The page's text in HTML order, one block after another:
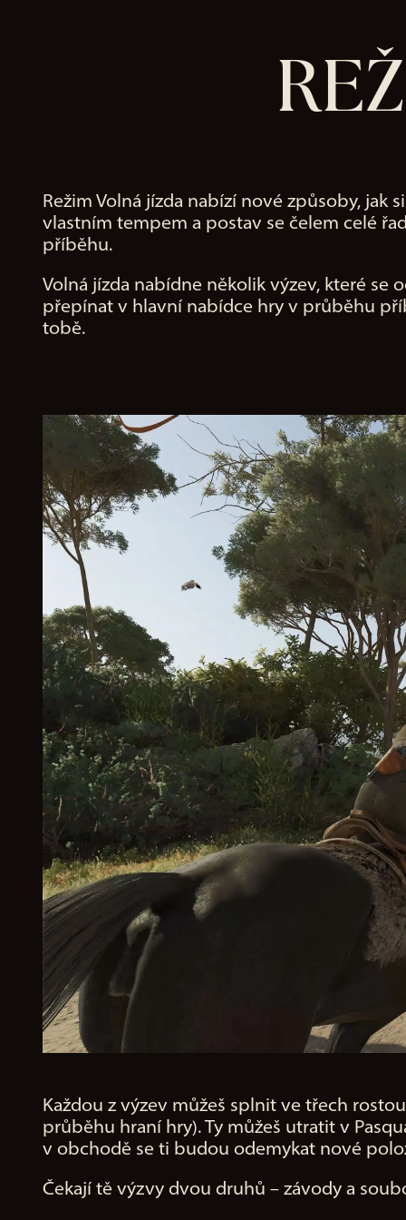
Režim Volná jízda nabízí nové způsoby, jak
vlastním tempem a postav se čelem celé
příběhu.
Volná jízda nabídne několik výzev, které
přepínat v hlavní nabídce hry v průběhu
tobě.
Každou z výzev můžeš splnit ve třech
průběhu hraní hry). Ty můžeš utratit v
v obchodě se ti budou odemykat nové
Čekají tě výzvy dvou druhů – závody a